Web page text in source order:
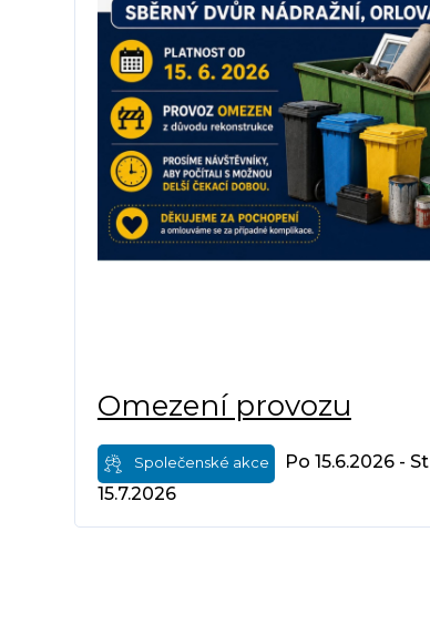
Omezení provozu
Společenské akce
Po 15.6.2026 - St
15.7.2026